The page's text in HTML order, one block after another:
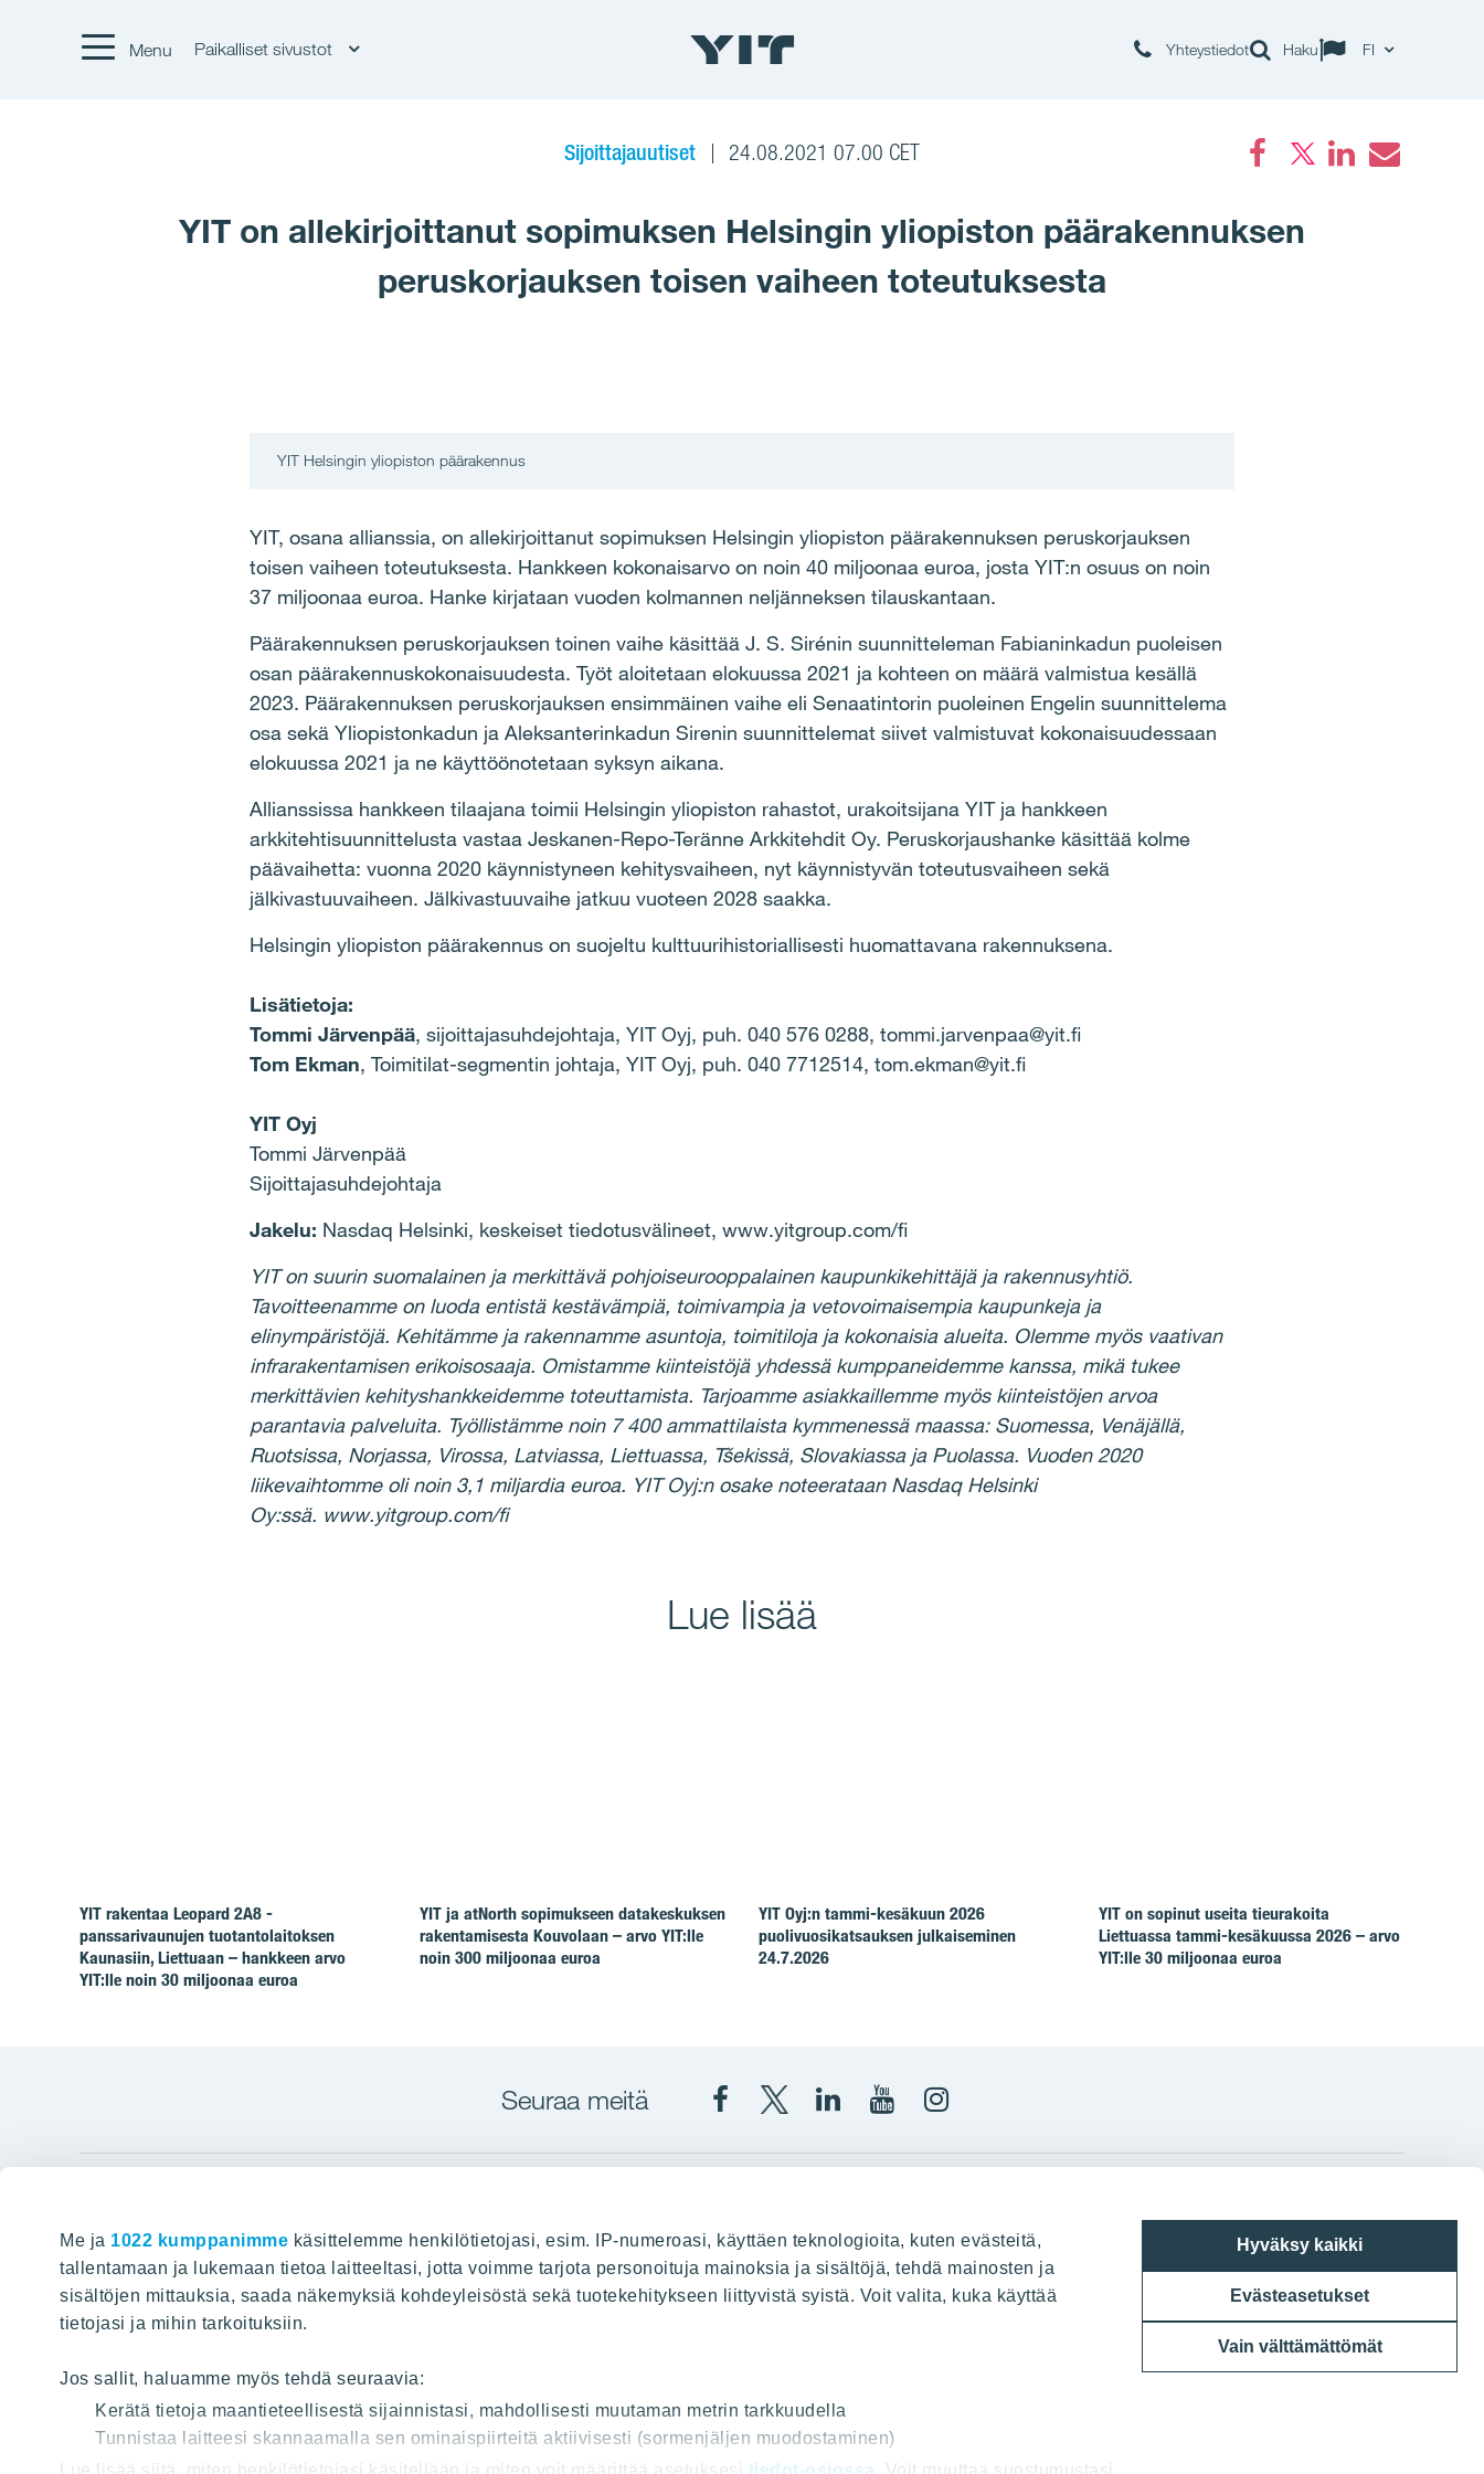
Me ja 1022 kumppanimme käsittelemme henkilötietojasi, esim. IP-numeroasi, käyttäen teknologioita, kuten evästeitä,
tallentamaan ja lukemaan tietoa laitteeltasi, jotta voimme tarjota personoituja mainoksia ja sisältöjä, tehdä mainosten ja
sisältöjen mittauksia, saada näkemyksiä kohdeyleisöstä sekä tuotekehitykseen liittyvistä syistä. Voit valita, kuka käyttää
tietojasi ja mihin tarkoituksiin.
Jos sallit, haluamme myös tehdä seuraavia:
Kerätä tietoja maantieteellisestä sijainnistasi, mahdollisesti muutaman metrin tarkkuudella
Tunnistaa laitteesi skannaamalla sen ominaispiirteitä aktiivisesti (sormenjäljen muodostaminen)
Lue lisää siitä, miten henkilötietojasi käsitellään ja miten voit määrittää asetuksesi tiedot-osiossa . Voit muuttaa suostumustasi
Hyväksy kaikki
Evästeasetukset
Vain välttämättömät
Menu Paikalliset sivustot Yhteystiedot Haku FI
Sijoittajauutiset 24.08.2021 07.00 CET
YIT on allekirjoittanut sopimuksen Helsingin yliopiston päärakennuksen
peruskorjauksen toisen vaiheen toteutuksesta
YIT Helsingin yliopiston päärakennus
YIT, osana allianssia, on allekirjoittanut sopimuksen Helsingin yliopiston päärakennuksen peruskorjauksen
toisen vaiheen toteutuksesta. Hankkeen kokonaisarvo on noin 40 miljoonaa euroa, josta YIT:n osuus on noin
37 miljoonaa euroa. Hanke kirjataan vuoden kolmannen neljänneksen tilauskantaan.
Päärakennuksen peruskorjauksen toinen vaihe käsittää J. S. Sirénin suunnitteleman Fabianinkadun puoleisen
osan päärakennuskokonaisuudesta. Työt aloitetaan elokuussa 2021 ja kohteen on määrä valmistua kesällä
2023. Päärakennuksen peruskorjauksen ensimmäinen vaihe eli Senaatintorin puoleinen Engelin suunnittelema
osa sekä Yliopistonkadun ja Aleksanterinkadun Sirenin suunnittelemat siivet valmistuvat kokonaisuudessaan
elokuussa 2021 ja ne käyttöönotetaan syksyn aikana.
Allianssissa hankkeen tilaajana toimii Helsingin yliopiston rahastot, urakoitsijana YIT ja hankkeen
arkkitehtisuunnittelusta vastaa Jeskanen-Repo-Teränne Arkkitehdit Oy. Peruskorjaushanke käsittää kolme
päävaihetta: vuonna 2020 käynnistyneen kehitysvaiheen, nyt käynnistyvän toteutusvaiheen sekä
jälkivastuuvaiheen. Jälkivastuuvaihe jatkuu vuoteen 2028 saakka.
Helsingin yliopiston päärakennus on suojeltu kulttuurihistoriallisesti huomattavana rakennuksena.
Lisätietoja:
Tommi Järvenpää, sijoittajasuhdejohtaja, YIT Oyj, puh. 040 576 0288, tommi.jarvenpaa@yit.fi
Tom Ekman, Toimitilat-segmentin johtaja, YIT Oyj, puh. 040 7712514, tom.ekman@yit.fi
YIT Oyj
Tommi Järvenpää
Sijoittajasuhdejohtaja
Jakelu: Nasdaq Helsinki, keskeiset tiedotusvälineet, www.yitgroup.com/fi
YIT on suurin suomalainen ja merkittävä pohjoiseurooppalainen kaupunkikehittäjä ja rakennusyhtiö.
Tavoitteenamme on luoda entistä kestävämpiä, toimivampia ja vetovoimaisempia kaupunkeja ja
elinympäristöjä. Kehitämme ja rakennamme asuntoja, toimitiloja ja kokonaisia alueita. Olemme myös vaativan
infrarakentamisen erikoisosaaja. Omistamme kiinteistöjä yhdessä kumppaneidemme kanssa, mikä tukee
merkittävien kehityshankkeidemme toteuttamista. Tarjoamme asiakkaillemme myös kiinteistöjen arvoa
parantavia palveluita. Työllistämme noin 7 400 ammattilaista kymmenessä maassa: Suomessa, Venäjällä,
Ruotsissa, Norjassa, Virossa, Latviassa, Liettuassa, Tšekissä, Slovakiassa ja Puolassa. Vuoden 2020
liikevaihtomme oli noin 3,1 miljardia euroa. YIT Oyj:n osake noteerataan Nasdaq Helsinki
Oy:ssä. www.yitgroup.com/fi
Lue lisää
YIT rakentaa Leopard 2A8 -
panssarivaunujen tuotantolaitoksen
Kaunasiin, Liettuaan – hankkeen arvo
YIT:lle noin 30 miljoonaa euroa
YIT ja atNorth sopimukseen datakeskuksen
rakentamisesta Kouvolaan – arvo YIT:lle
noin 300 miljoonaa euroa
YIT Oyj:n tammi-kesäkuun 2026
puolivuosikatsauksen julkaiseminen
24.7.2026
YIT on sopinut useita tieurakoita
Liettuassa tammi-kesäkuussa 2026 – arvo
YIT:lle 30 miljoonaa euroa
Seuraa meitä
YITYITCorporation
Corporation
YIT
Hyvin rakennettu huominen
HAKU
Tietoa YIT:stä
Töihin meille
Projektit
Vastuullisuus
Media
Myytävät asunnot
Vuokrattavat toimitilat
Toimitilarakentaminen
Teollisuusrakentaminen
Panuntie 11, PL 36, 00620 Helsinki
020 433 111